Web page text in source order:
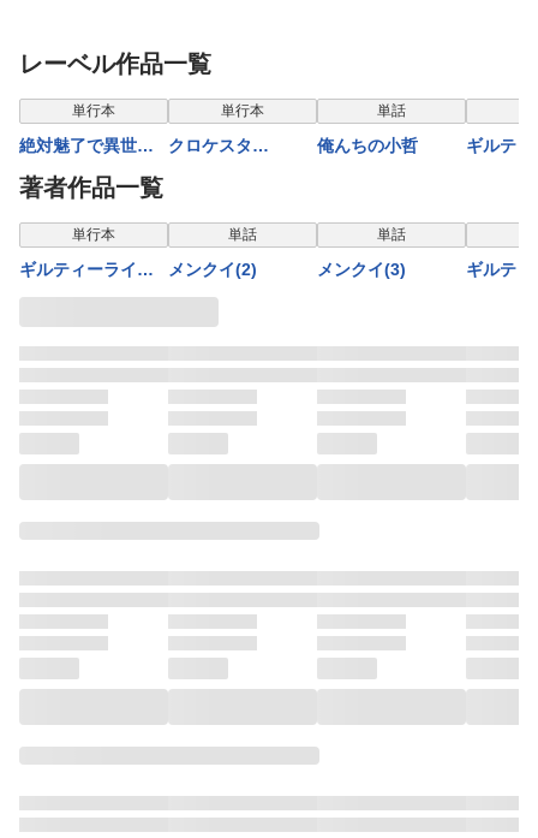
レーベル作品一覧
表示制限中
単行本
絶対魅了で異世界
攻略！～高慢女わ
からせハーレム計
画～【電子単行
本】2巻
単行本
クロケスタ
行本】1巻
単話
俺んちの小哲
ギルテ
著者作品一覧
単行本
ギルティーライア
ーウェディングシ
単話
メンクイ(2)
単話
メンクイ(3)
ギルテ